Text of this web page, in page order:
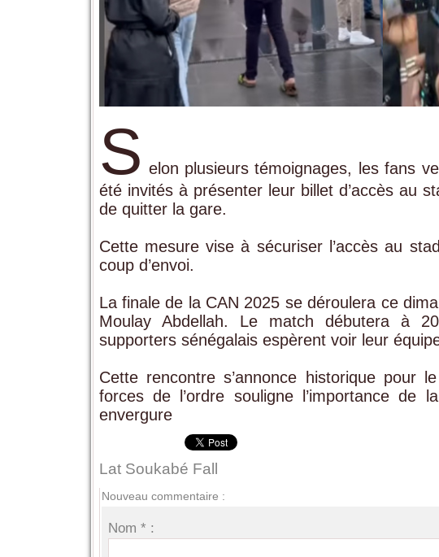
S elon plusieurs témoignages, les fans
été invités à présenter leur billet d’accès au
de quitter la gare.
Cette mesure vise à sécuriser l’accès au
coup d’envoi.
La finale de la CAN 2025 se déroulera ce
Moulay Abdellah. Le match débutera à
supporters sénégalais espèrent voir leur
Cette rencontre s’annonce historique pour
forces de l’ordre souligne l’importance de
envergure
Lat Soukabé Fall
Nouveau commentaire :
Nom * :